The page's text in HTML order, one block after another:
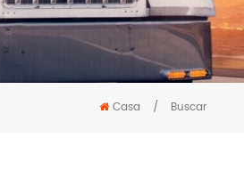
Casa / Buscar